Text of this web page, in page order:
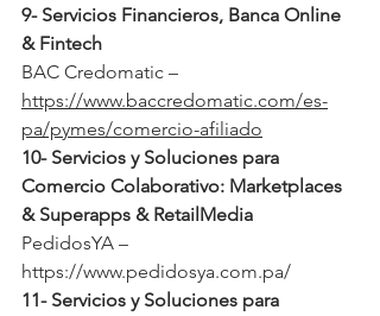
9- Servicios Financieros, Banca Online
& Fintech
BAC Credomatic –
https://www.baccredomatic.com/es-
pa/pymes/comercio-afiliado
10- Servicios y Soluciones para
Comercio Colaborativo: Marketplaces
& Superapps & RetailMedia
PedidosYA –
https://www.pedidosya.com.pa/
11- Servicios y Soluciones para